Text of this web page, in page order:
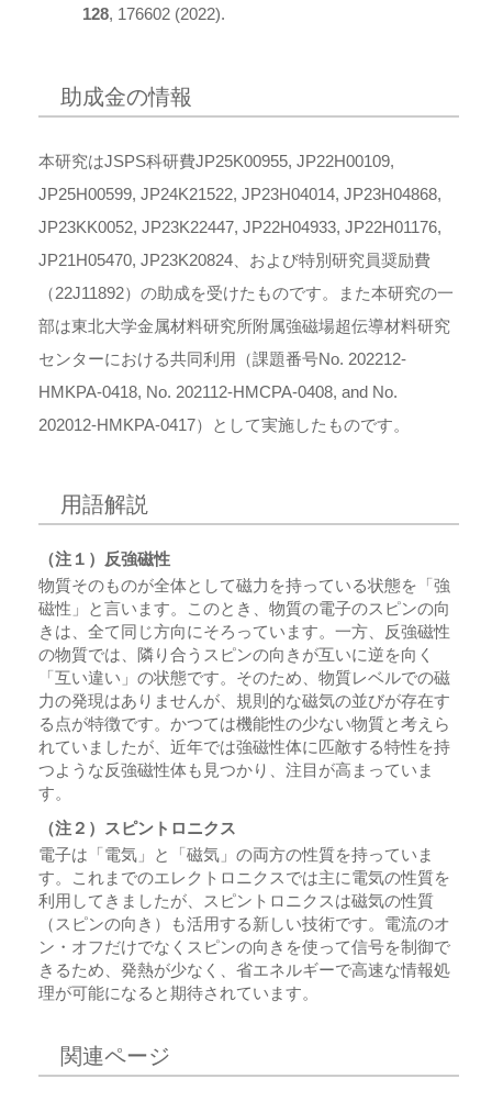
128, 176602 (2022).
助成金の情報
本研究はJSPS科研費JP25K00955, JP22H00109,
JP25H00599, JP24K21522, JP23H04014, JP23H04868,
JP23KK0052, JP23K22447, JP22H04933, JP22H01176,
JP21H05470, JP23K20824、および特別研究員奨励費
（22J11892）の助成を受けたものです。また本研究の一
部は東北大学金属材料研究所附属強磁場超伝導材料研究
センターにおける共同利用（課題番号No. 202212-
HMKPA-0418, No. 202112-HMCPA-0408, and No.
202012-HMKPA-0417）として実施したものです。
用語解説
（注１）反強磁性
物質そのものが全体として磁力を持っている状態を「強
磁性」と言います。このとき、物質の電子のスピンの向
きは、全て同じ方向にそろっています。一方、反強磁性
の物質では、隣り合うスピンの向きが互いに逆を向く
「互い違い」の状態です。そのため、物質レベルでの磁
力の発現はありませんが、規則的な磁気の並びが存在す
る点が特徴です。かつては機能性の少ない物質と考えら
れていましたが、近年では強磁性体に匹敵する特性を持
つような反強磁性体も見つかり、注目が高まっていま
す。
（注２）スピントロニクス
電子は「電気」と「磁気」の両方の性質を持っていま
す。これまでのエレクトロニクスでは主に電気の性質を
利用してきましたが、スピントロニクスは磁気の性質
（スピンの向き）も活用する新しい技術です。電流のオ
ン・オフだけでなくスピンの向きを使って信号を制御で
きるため、発熱が少なく、省エネルギーで高速な情報処
理が可能になると期待されています。
関連ページ